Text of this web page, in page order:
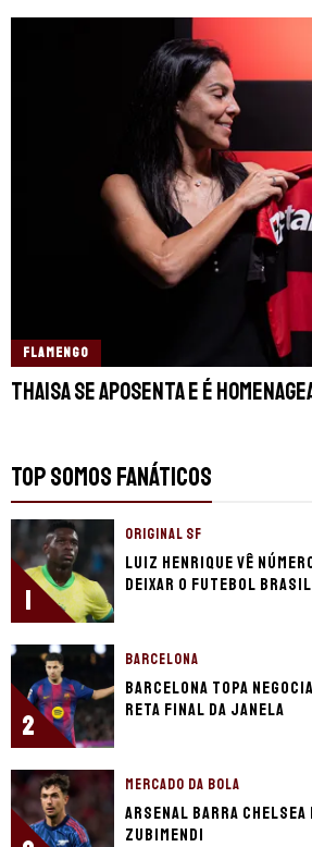
FLAMENGO
Thaisa se aposenta e é
TOP SOMOS FANÁTICOS
1
ORIGINAL SF
Luiz Henrique vê
deixar o futebol
2
BARCELONA
Barcelona topa
reta final da janela
MERCADO DA BOLA
Arsenal barra Chelsea
Zubimendi